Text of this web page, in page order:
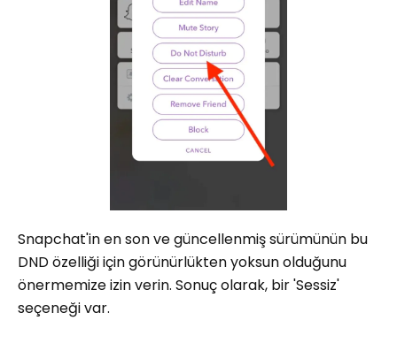
Snapchat'in en son ve güncellenmiş sürümünün bu
DND özelliği için görünürlükten yoksun olduğunu
önermemize izin verin. Sonuç olarak, bir 'Sessiz'
seçeneği var.